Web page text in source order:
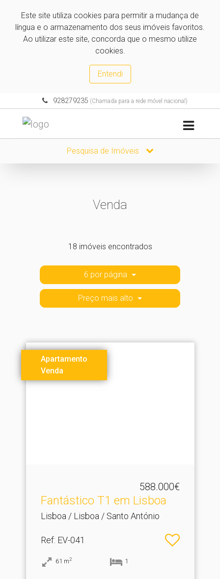
Este site utiliza cookies para permitir a mudança de
língua e o armazenamento dos seus imóveis favoritos.
Ao utilizar este site, concorda que o mesmo utilize
cookies.
Entendi
928279235 (Chamada para a rede móvel nacional)
Pesquisa de Imóveis
Venda
18 imóveis encontrados
6 por página
Preço mais alto
Apartamento
Venda
588.000€
Fantástico T1 em Lisboa
Lisboa / Lisboa / Santo António
Ref: EV-041
61 m2 1